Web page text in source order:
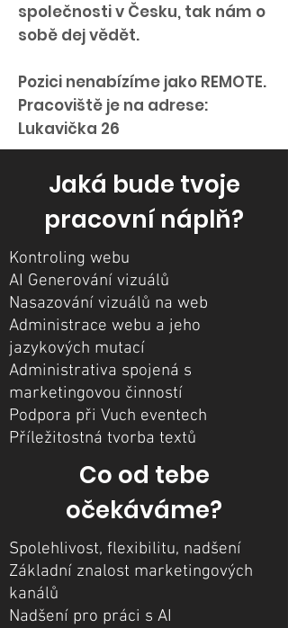
společnosti v Česku, tak nám o
sobě dej vědět.
Pozici nenabízíme jako REMOTE.
Pracoviště je na adrese:
Lukavička 26
Jaká bude tvoje
pracovní náplň?
Kontroling webu
AI Generování vizuálů
Nasazování vizuálů na web
Administrace webu a jeho
jazykových mutací
Administrativa spojená s
marketingovou činností
Podpora při Vuch eventech
Příležitostná tvorba textů
Co od tebe
očekáváme?
Spolehlivost, flexibilitu, nadšení
Základní znalost marketingových
kanálů
Nadšení pro práci s AI